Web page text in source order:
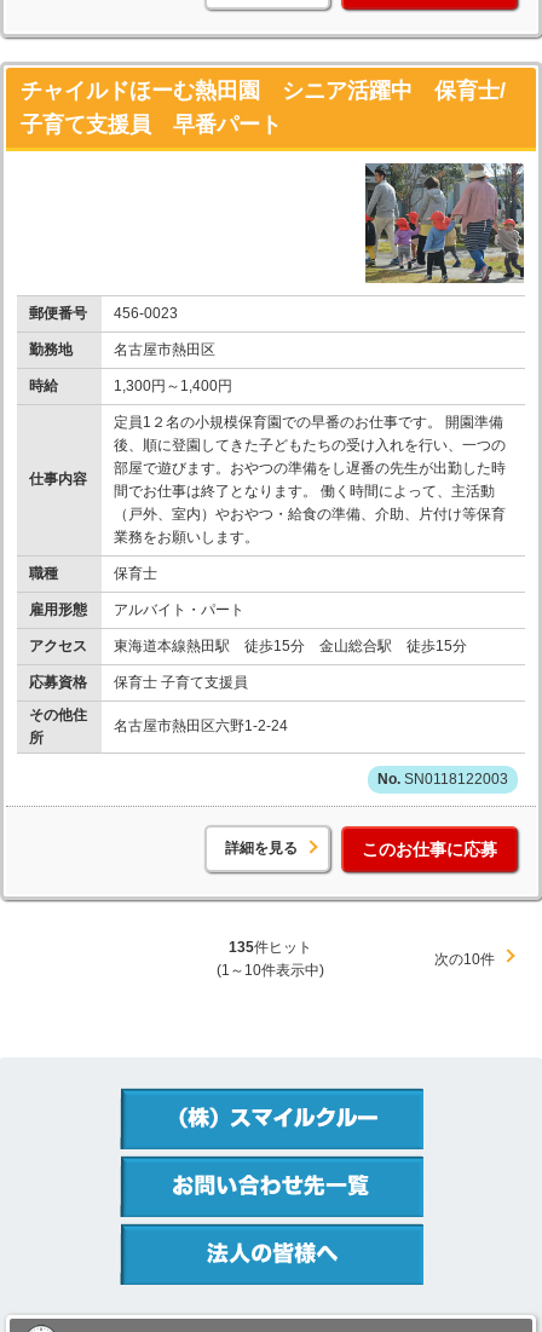
チャイルドほーむ熱田園 シニア活躍中 保育士/
子育て支援員 早番パート
郵便番号 456-0023
勤務地 名古屋市熱田区
時給 1,300円～1,400円
仕事内容
定員1２名の小規模保育園での早番のお仕事です。 開園準備
後、順に登園してきた子どもたちの受け入れを行い、一つの
部屋で遊びます。おやつの準備をし遅番の先生が出勤した時
間でお仕事は終了となります。 働く時間によって、主活動
（戸外、室内）やおやつ・給食の準備、介助、片付け等保育
業務をお願いします。
職種 保育士
雇用形態 アルバイト・パート
アクセス 東海道本線熱田駅 徒歩15分 金山総合駅 徒歩15分
応募資格
保育士 子育て支援員
その他住
所
名古屋市熱田区六野1-2-24
SN0118122003
詳細を見る このお仕事に応募
135件ヒット
(1～10件表示中)
次の10件